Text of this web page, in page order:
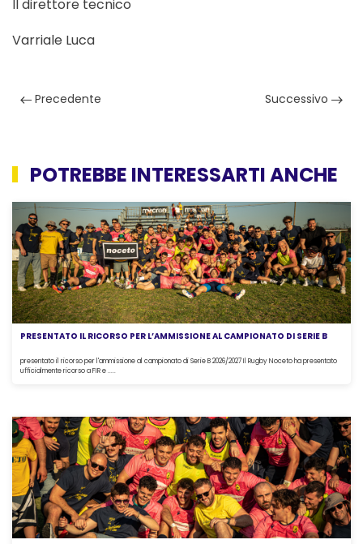
Il direttore tecnico
Varriale Luca
Precedente Successivo
POTREBBE INTERESSARTI ANCHE
PRESENTATO IL RICORSO PER L’AMMISSIONE AL CAMPIONATO DI SERIE B
presentato il ricorso per l'ammissione al campionato di Serie B 2026/2027 Il Rugby Noceto ha presentato
ufficialmente ricorso a FIR e .....